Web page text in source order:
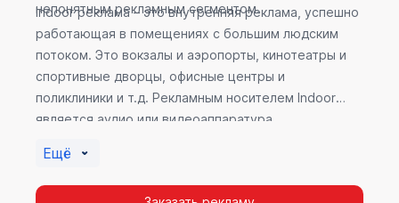
непонятным рекламным сегментом.
Indoor реклама – это внутренняя реклама, успешно
работающая в помещениях с большим людским
потоком. Это вокзалы и аэропорты, кинотеатры и
спортивные дворцы, офисные центры и
поликлиники и т.д. Рекламным носителем Indoor
является аудио или видеоаппаратура,
эффективность приносит такой вид рекламы в
местах продаж, поскольку воздействие на
Ещё